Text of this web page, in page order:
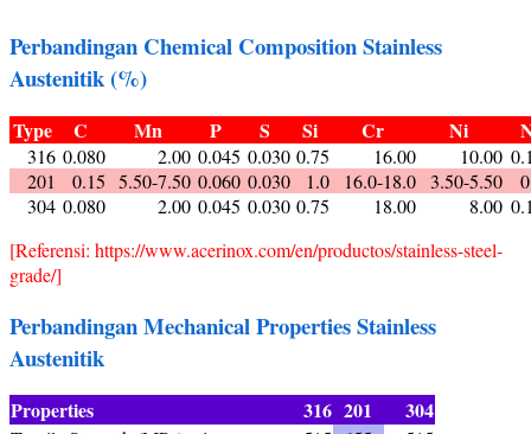
Perbandingan Chemical Composition Stainless
Austenitik (%)
Type C Mn P S Si Cr Ni
316 0.080 2.00 0.045 0.030 0.75 16.00 10.00
201
0.15 5.50-7.50 0.060 0.030 1.0 16.0-18.0 3.50-5.50
304 0.080 2.00 0.045 0.030 0.75 18.00 8.00
[Referensi: https://www.acerinox.com/en/productos/stainless-steel-
grade/]
Perbandingan Mechanical Properties Stainless
Austenitik
Properties 316 201 304